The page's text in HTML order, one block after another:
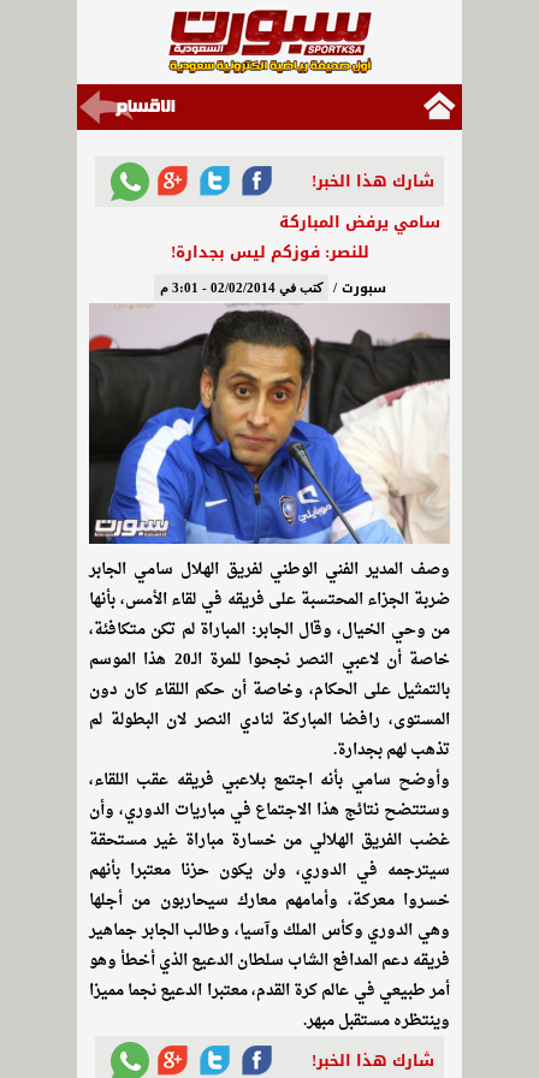
شارك هذا الخبر!
سامي يرفض المباركة
للنصر: فوزكم ليس بجدارة!
سبورت / كتب في 02/02/2014 - 3:01 م
وصف المدير الفني الوطني لفريق الهلال سامي الجابر
ضربة الجزاء المحتسبة على فريقه في لقاء الأمس، بأنها
من وحي الخيال، وقال الجابر: المباراة لم تكن متكافئة،
خاصة أن لاعبي النصر نجحوا للمرة الـ20 هذا الموسم
بالتمثيل على الحكام، وخاصة أن حكم اللقاء كان دون
المستوى، رافضا المباركة لنادي النصر لان البطولة لم
تذهب لهم بجدارة.
وأوضح سامي بأنه اجتمع بلاعبي فريقه عقب اللقاء،
وستتضح نتائج هذا الاجتماع في مباريات الدوري، وأن
غضب الفريق الهلالي من خسارة مباراة غير مستحقة
سيترجمه في الدوري، ولن يكون حزنا معتبرا بأنهم
خسروا معركة، وأمامهم معارك سيحاربون من أجلها
وهي الدوري وكأس الملك وآسيا، وطالب الجابر جماهير
فريقه دعم المدافع الشاب سلطان الدعيع الذي أخطأ وهو
أمر طبيعي في عالم كرة القدم، معتبرا الدعيع نجما مميزا
وينتظره مستقبل مبهر.
شارك هذا الخبر!